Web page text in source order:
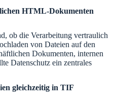
HTML-Dokumenten
ob die Verarbeitung vertraulich
von Dateien auf den
Dokumenten, internen
Datenschutz ein zentrales
gleichzeitig in TIF